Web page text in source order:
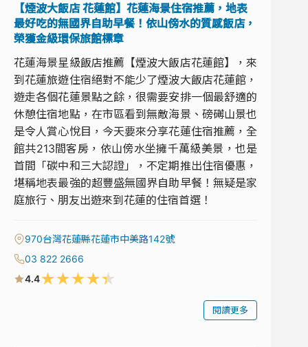
【煙波大飯店 花蓮館】花蓮海景住宿推薦，地表
最好吃的無國界自助早餐！依山傍水的質感飯店，
榮獲金級環保旅館標章
花蓮海景星級飯店推薦【煙波大飯店花蓮館】，來
到花蓮旅遊住宿絕對不能少了煙波大飯店花蓮館，
遊走各個花蓮景點之餘，很需要安排一個最舒適的
休憩住宿地點，在市區看到無敵海景、磅礡山景也
是令人賞心悅目，今天要來分享花蓮住宿推薦，全
館共213間客房，依山傍水坐擁千萬級美景，也是
首間「碳中和三大認證」，不定期推出住宿優惠，
堪稱地表最強的超豐盛無國界自助早餐！無疑是家
庭旅行、朋友出遊來到花蓮的住宿首選！
970台灣花蓮縣花蓮市中美路142號
03 822 2666
4.4★★★★★
閱讀更多